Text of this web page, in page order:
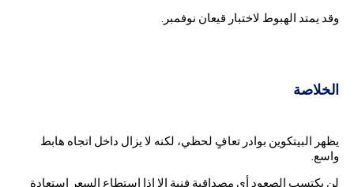
وقد يمتد الهبوط لاختبار قيعان نوفمبر.
الخلاصة
يظهر البيتكوين بوادر تعافٍ لحظي، لكنه لا يزال داخل اتجاه هابط
واسع.
لن يكتسب الصعود أي مصداقية فنية إلا إذا استطاع السعر استعادة